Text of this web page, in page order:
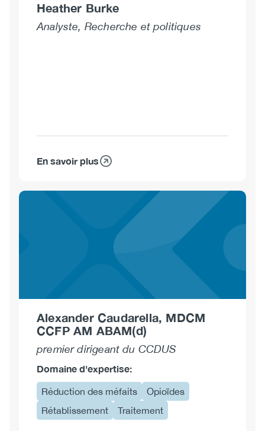
Heather Burke
Analyste, Recherche et politiques
En savoir plus
sur
Alexander Caudarella, MDCM
CCFP AM ABAM(d)
premier dirigeant du CCDUS
Domaine d'expertise:
Réduction des méfaits
Opioïdes
Rétablissement
Traitement